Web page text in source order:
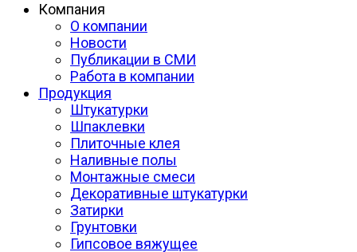
Компания
О компании
Новости
Публикации в СМИ
Работа в компании
Продукция
Штукатурки
Шпаклевки
Плиточные клея
Наливные полы
Монтажные смеси
Декоративные штукатурки
Затирки
Грунтовки
Гипсовое вяжущее